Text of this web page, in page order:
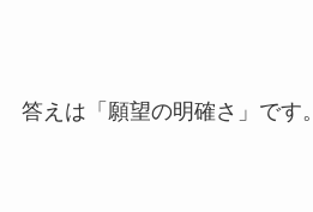
答えは「願望の明確さ」です。